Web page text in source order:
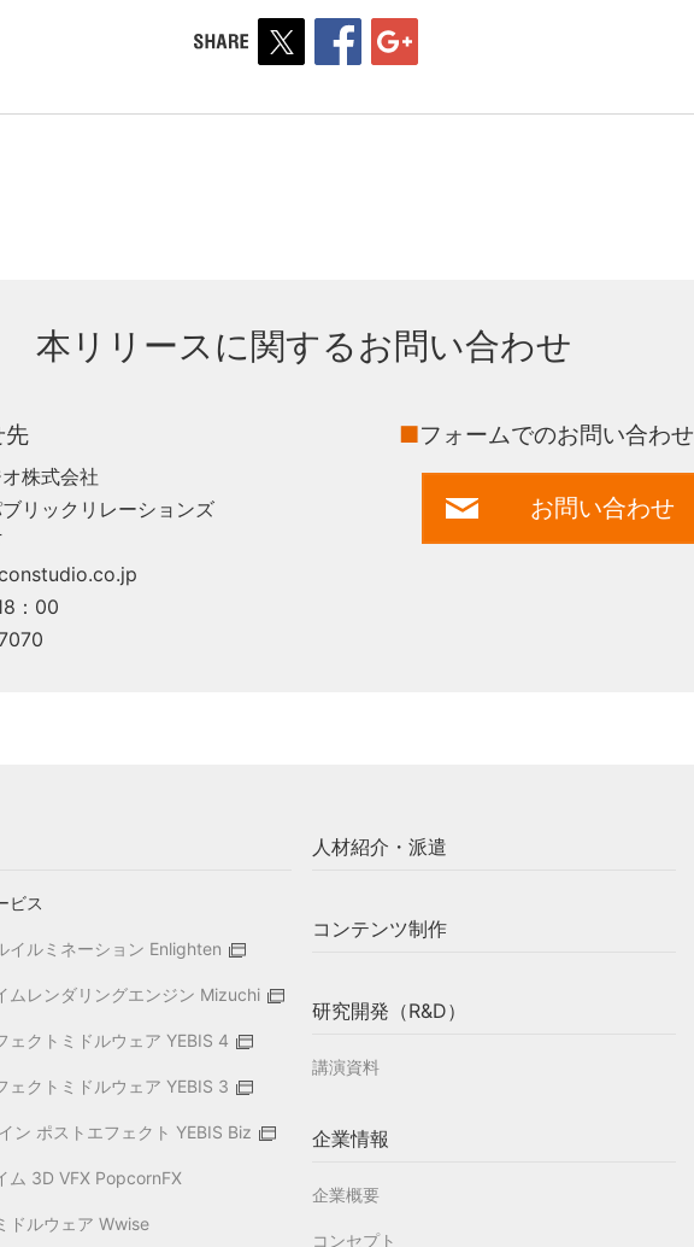
本リリースに関するお問い合わせ
先
株式会社
リックリレーションズ
：00
■フォームでのお問い合わせ
お問い合わせ
ビス
イルミネーション Enlighten
ムレンダリングエンジン Mizuchi
ェクトミドルウェア YEBIS 4
ェクトミドルウェア YEBIS 3
ン ポストエフェクト YEBIS Biz
ム 3D VFX PopcornFX
ドルウェア Wwise
人材紹介・派遣
コンテンツ制作
研究開発（R&D）
講演資料
企業情報
企業概要
コンセプト